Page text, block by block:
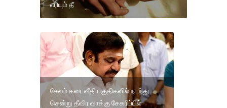
எரியும் தீ
சேலம் கடைவீதி பகுதிகளில் நடந்து
சென்று தீவிர வாக்கு சேகரிப்பில்